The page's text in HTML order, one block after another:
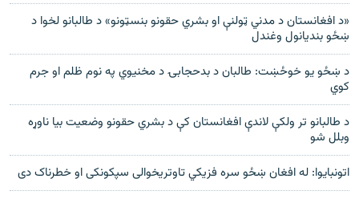
«د افغانستان د مدني ټولنې او بشري حقونو بنسټونو» د طالبانو لخوا د
ښځو بندیانول وغندل
د ښځو یو خوځښت: طالبان د بدحجابۍ د مخنیوي په نوم ظلم او جرم
کوي
د طالبانو تر ولکې لاندې افغانستان کې د بشري حقونو وضعیت بیا ناوړه
وبلل شو
اتونبایوا: له افغان ښځو سره فزیکي تاوتریخوالی سپکونکی او خطرناک دی